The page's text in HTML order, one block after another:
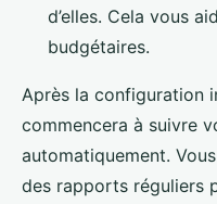
d’elles. Cela vous
budgétaires.
Après la configuration
commencera à suivre
automatiquement.
des rapports réguliers